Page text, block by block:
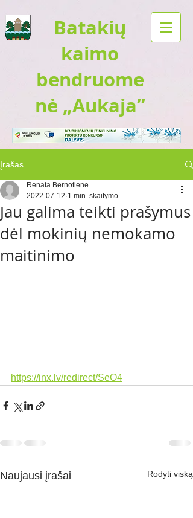
Batakių
kaimo
bendruome
nė „Aukaja”
Įrašas
Jau galima teikti prašymus
dėl mokinių nemokamo
maitinimo
Renata Bernotiene
2022-07-12 1 min. skaitymo
https://inx.lv/redirect/SeO4
Naujausi įrašai Rodyti viską